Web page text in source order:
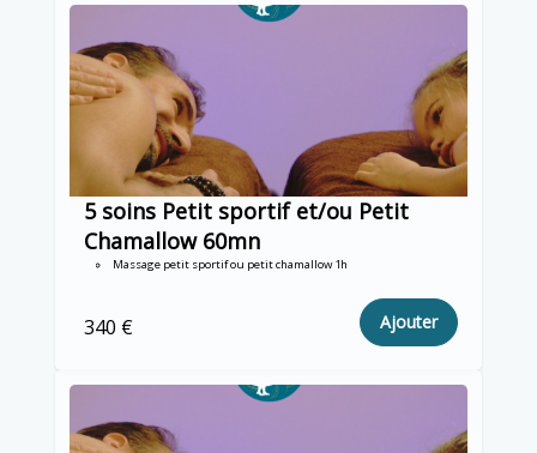
5 soins Petit sportif et/ou Petit
Chamallow 60mn
Massage petit sportif ou petit chamallow 1h
340 € Ajouter